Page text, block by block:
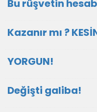
Bu rüşvetin
Kazanır mı ?
YORGUN!
Değişti galiba!